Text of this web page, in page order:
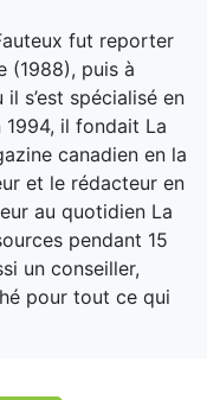
fut reporter
(1988), puis à
s’est spécialisé en
1994, il fondait La
canadien en la
et le rédacteur en
au quotidien La
pendant 15
un conseiller,
pour tout ce qui